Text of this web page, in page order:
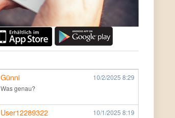
Günni 10/2/2025 8:29
Was genau?
User12289322 10/1/2025 8:19